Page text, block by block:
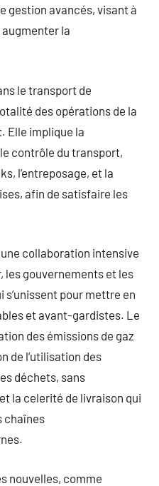
gestion avancés, visant à
la
le transport de
des opérations de la
Elle implique la
contrôle du transport,
l’entreposage, et la
afin de satisfaire les
collaboration intensive
les gouvernements et les
pour mettre en
et avant-gardistes. Le
des émissions de gaz
de l’utilisation des
déchets, sans
la celerité de livraison qui
chaînes
nouvelles, comme